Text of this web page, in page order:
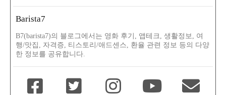
Barista7
B7(barista7)의 블로그에서는 영화 후기, 앱테크, 생활정보, 여
행/맛집, 자격증, 티스토리/애드센스, 환율 관련 정보 등의 다양
한 정보를 공유합니다.